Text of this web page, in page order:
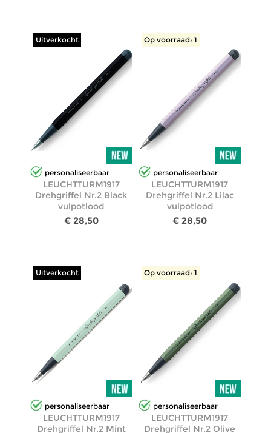
personaliseerbaar
Uitverkocht
LEUCHTTURM1917
Drehgriffel Nr.2 Black
vulpotlood
€ 28,50
personaliseerbaar
Op voorraad: 1
LEUCHTTURM1917
Drehgriffel Nr.2 Lilac
vulpotlood
€ 28,50
personaliseerbaar
Uitverkocht
LEUCHTTURM1917
Drehgriffel Nr.2 Mint
personaliseerbaar
Op voorraad: 1
LEUCHTTURM1917
Drehgriffel Nr.2 Olive